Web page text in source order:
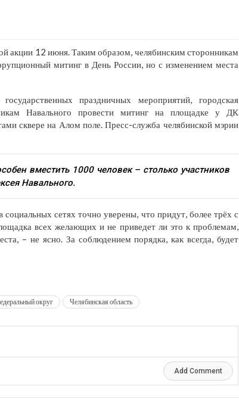
акции 12 июня. Таким образом, челябинским сторонникам
митинг в День России, но с изменением места
праздничных мероприятий, городская
Навального провести митинг на площадке у ДК
сквере на Алом поле. Пресс-служба челябинской мэрии
вместить 1000 человек – столько участников
Навального.
сетях точно уверены, что придут, более трёх с
всех желающих и не приведет ли это к проблемам,
– не ясно. За соблюдением порядка, как всегда, будет
округ Челябинская область
Add Comment